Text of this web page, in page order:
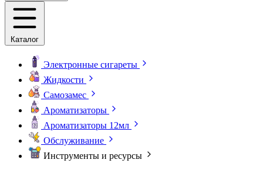
Каталог
Электронные сигареты
Жидкости
Самозамес
Ароматизаторы
Ароматизаторы 12мл
Обслуживание
Инструменты и ресурсы